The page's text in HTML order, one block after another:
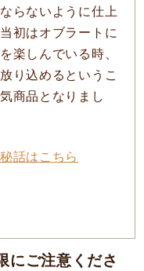
らないように仕上
初はオブラートに
楽しんでいる時、
り込めるというこ
商品となりまし
話はこちら
にご注意くださ